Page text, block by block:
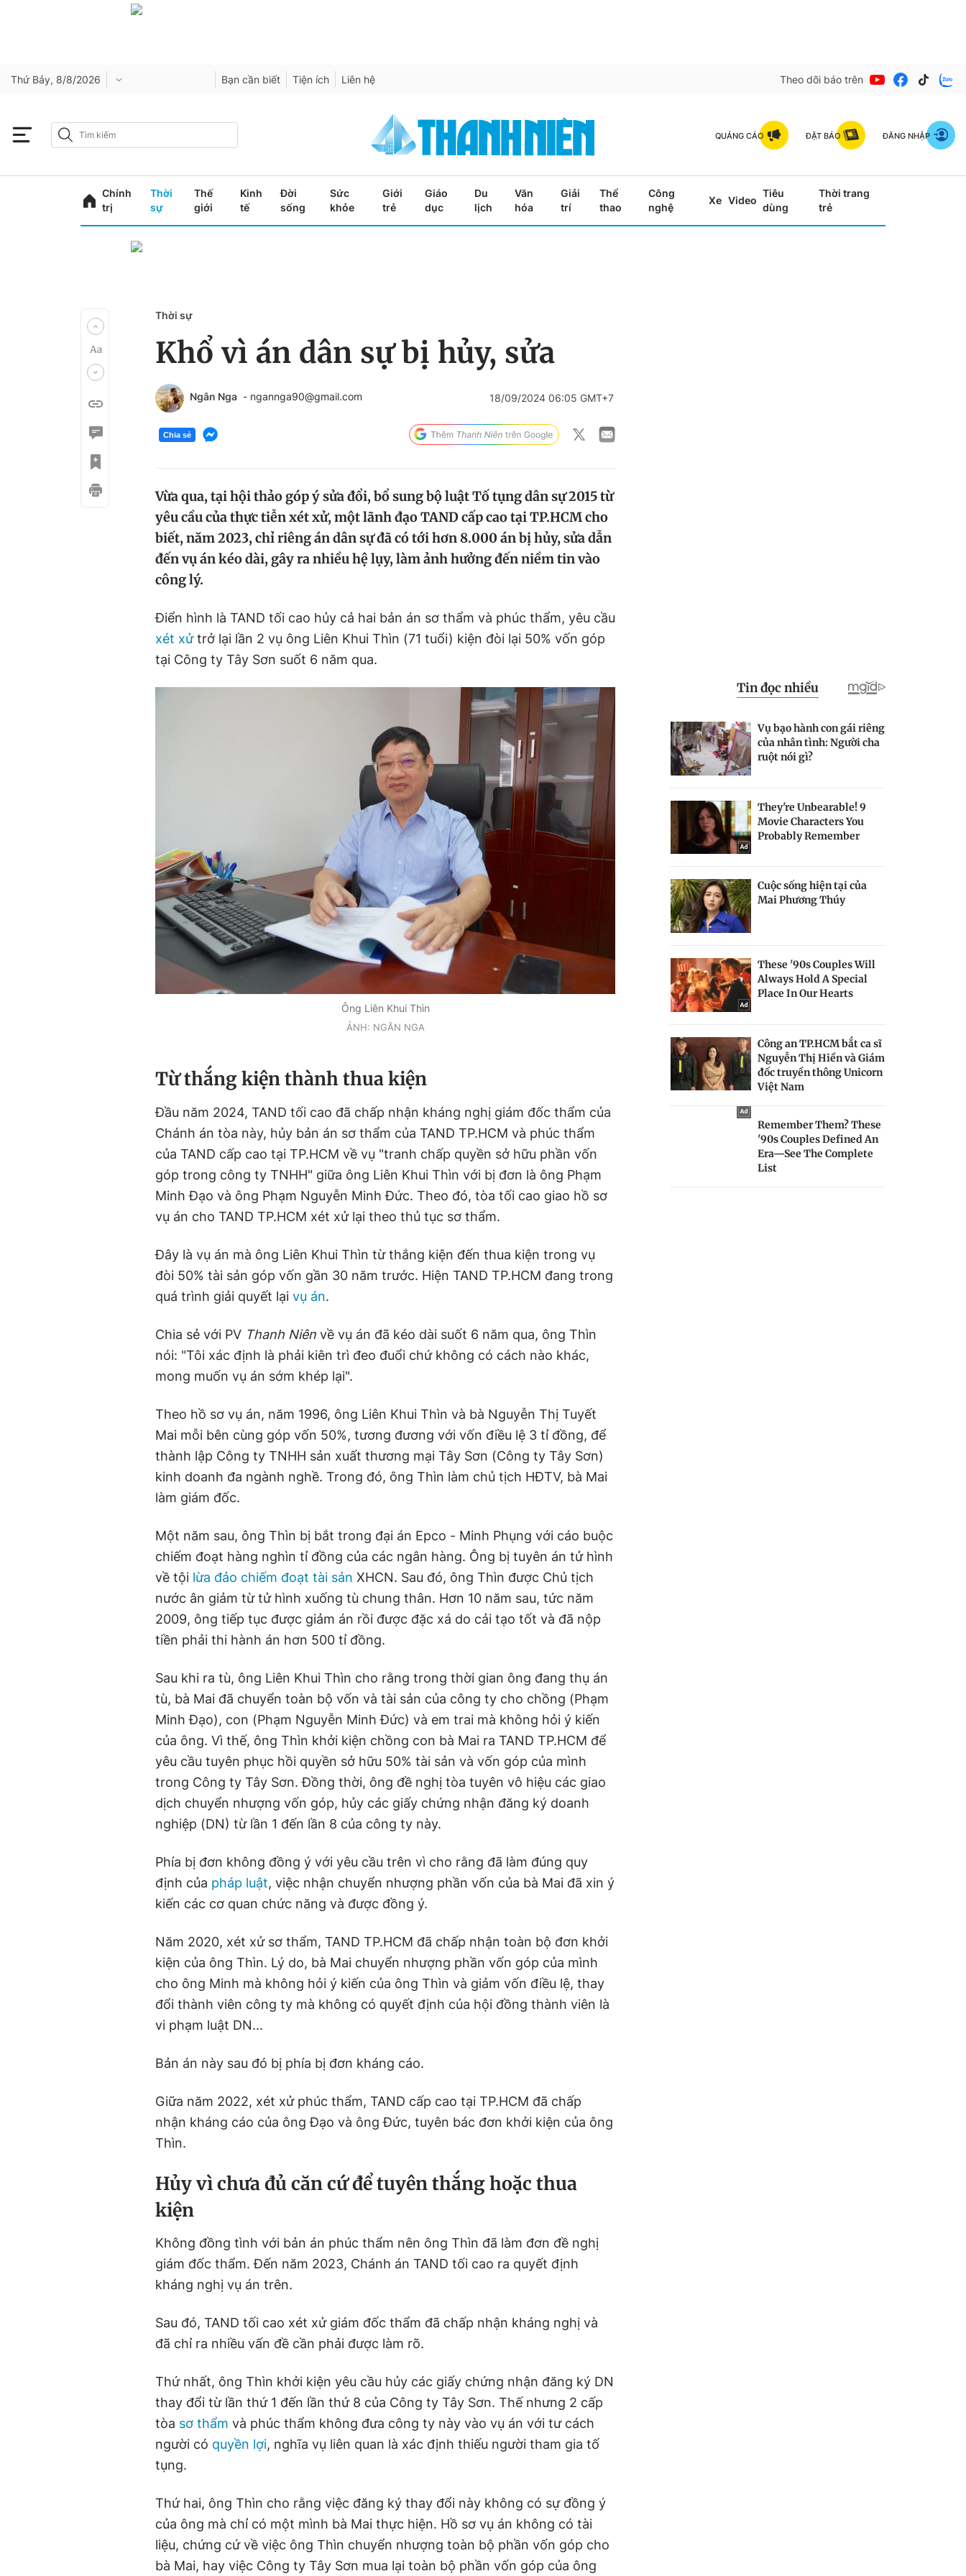
Thứ Bảy, 8/8/2026 Bạn cần biết Tiện ích Liên hệ Theo dõi báo trên
QUẢNG CÁO ĐẶT BÁO ĐĂNG NHẬP
Chính
trị
Thời
sự
Thế
giới
Kinh
tế
Đời
sống
Sức
khỏe
Giới
trẻ
Giáo
dục
Du
lịch
Văn
hóa
Giải
trí
Thể
thao
Công
nghệ
Xe Video
Tiêu
dùng
Thời trang
trẻ
Thời sự
Khổ vì án dân sự bị hủy, sửa
Ngân Nga - ngannga90@gmail.com 18/09/2024 06:05 GMT+7
Chia sẻ
Vừa qua, tại hội thảo góp ý sửa đổi, bổ sung bộ luật Tố tụng dân sự 2015 từ
yêu cầu của thực tiễn xét xử, một lãnh đạo TAND cấp cao tại TP.HCM cho
biết, năm 2023, chỉ riêng án dân sự đã có tới hơn 8.000 án bị hủy, sửa dẫn
đến vụ án kéo dài, gây ra nhiều hệ lụy, làm ảnh hưởng đến niềm tin vào
công lý.
Điển hình là TAND tối cao hủy cả hai bản án sơ thẩm và phúc thẩm, yêu cầu
xét xửtrở lại lần 2 vụ ông Liên Khui Thìn (71 tuổi) kiện đòi lại 50% vốn góp
tại Công ty Tây Sơn suốt 6 năm qua.
Ông Liên Khui Thìn
ẢNH: NGÂN NGA
Từ thắng kiện thành thua kiện
Đầu năm 2024, TAND tối cao đã chấp nhận kháng nghị giám đốc thẩm của
Chánh án tòa này, hủy bản án sơ thẩm của TAND TP.HCM và phúc thẩm
của TAND cấp cao tại TP.HCM về vụ "tranh chấp quyền sở hữu phần vốn
góp trong công ty TNHH" giữa ông Liên Khui Thìn với bị đơn là ông Phạm
Minh Đạo và ông Phạm Nguyễn Minh Đức. Theo đó, tòa tối cao giao hồ sơ
vụ án cho TAND TP.HCM xét xử lại theo thủ tục sơ thẩm.
Đây là vụ án mà ông Liên Khui Thìn từ thắng kiện đến thua kiện trong vụ
đòi 50% tài sản góp vốn gần 30 năm trước. Hiện TAND TP.HCM đang trong
quá trình giải quyết lại vụ án.
Chia sẻ với PV Thanh Niên về vụ án đã kéo dài suốt 6 năm qua, ông Thìn
nói: "Tôi xác định là phải kiên trì đeo đuổi chứ không có cách nào khác,
mong muốn vụ án sớm khép lại".
Theo hồ sơ vụ án, năm 1996, ông Liên Khui Thìn và bà Nguyễn Thị Tuyết
Mai mỗi bên cùng góp vốn 50%, tương đương với vốn điều lệ 3 tỉ đồng, để
thành lập Công ty TNHH sản xuất thương mại Tây Sơn (Công ty Tây Sơn)
kinh doanh đa ngành nghề. Trong đó, ông Thìn làm chủ tịch HĐTV, bà Mai
làm giám đốc.
Một năm sau, ông Thìn bị bắt trong đại án Epco - Minh Phụng với cáo buộc
chiếm đoạt hàng nghìn tỉ đồng của các ngân hàng. Ông bị tuyên án tử hình
về tội lừa đảo chiếm đoạt tài sản XHCN. Sau đó, ông Thìn được Chủ tịch
nước ân giảm từ tử hình xuống tù chung thân. Hơn 10 năm sau, tức năm
2009, ông tiếp tục được giảm án rồi được đặc xá do cải tạo tốt và đã nộp
tiền phải thi hành án hơn 500 tỉ đồng.
Sau khi ra tù, ông Liên Khui Thìn cho rằng trong thời gian ông đang thụ án
tù, bà Mai đã chuyển toàn bộ vốn và tài sản của công ty cho chồng (Phạm
Minh Đạo), con (Phạm Nguyễn Minh Đức) và em trai mà không hỏi ý kiến
của ông. Vì thế, ông Thìn khởi kiện chồng con bà Mai ra TAND TP.HCM để
yêu cầu tuyên phục hồi quyền sở hữu 50% tài sản và vốn góp của mình
trong Công ty Tây Sơn. Đồng thời, ông đề nghị tòa tuyên vô hiệu các giao
dịch chuyển nhượng vốn góp, hủy các giấy chứng nhận đăng ký doanh
nghiệp (DN) từ lần 1 đến lần 8 của công ty này.
Phía bị đơn không đồng ý với yêu cầu trên vì cho rằng đã làm đúng quy
định của pháp luật, việc nhận chuyển nhượng phần vốn của bà Mai đã xin ý
kiến các cơ quan chức năng và được đồng ý.
Năm 2020, xét xử sơ thẩm, TAND TP.HCM đã chấp nhận toàn bộ đơn khởi
kiện của ông Thìn. Lý do, bà Mai chuyển nhượng phần vốn góp của mình
cho ông Minh mà không hỏi ý kiến của ông Thìn và giảm vốn điều lệ, thay
đổi thành viên công ty mà không có quyết định của hội đồng thành viên là
vi phạm luật DN...
Bản án này sau đó bị phía bị đơn kháng cáo.
Giữa năm 2022, xét xử phúc thẩm, TAND cấp cao tại TP.HCM đã chấp
nhận kháng cáo của ông Đạo và ông Đức, tuyên bác đơn khởi kiện của ông
Thìn.
Hủy vì chưa đủ căn cứ để tuyên thắng hoặc thua
kiện
Không đồng tình với bản án phúc thẩm nên ông Thìn đã làm đơn đề nghị
giám đốc thẩm. Đến năm 2023, Chánh án TAND tối cao ra quyết định
kháng nghị vụ án trên.
Sau đó, TAND tối cao xét xử giám đốc thẩm đã chấp nhận kháng nghị và
đã chỉ ra nhiều vấn đề cần phải được làm rõ.
Thứ nhất, ông Thìn khởi kiện yêu cầu hủy các giấy chứng nhận đăng ký DN
thay đổi từ lần thứ 1 đến lần thứ 8 của Công ty Tây Sơn. Thế nhưng 2 cấp
tòa sơ thẩm và phúc thẩm không đưa công ty này vào vụ án với tư cách
người có quyền lợi, nghĩa vụ liên quan là xác định thiếu người tham gia tố
tụng.
Thứ hai, ông Thìn cho rằng việc đăng ký thay đổi này không có sự đồng ý
của ông mà chỉ có một mình bà Mai thực hiện. Hồ sơ vụ án không có tài
liệu, chứng cứ về việc ông Thìn chuyển nhượng toàn bộ phần vốn góp cho
bà Mai, hay việc Công ty Tây Sơn mua lại toàn bộ phần vốn góp của ông